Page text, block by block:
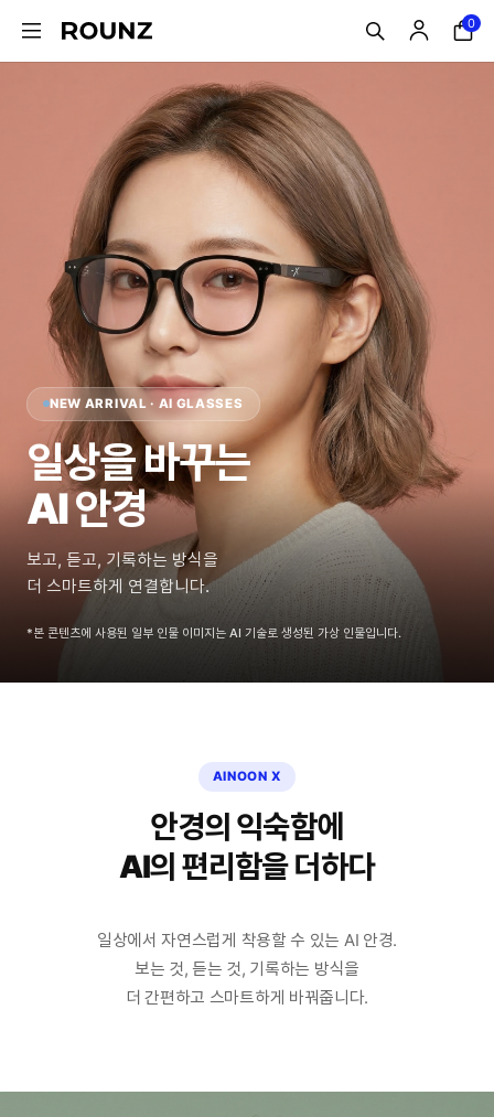
0
NEW ARRIVAL · AI GLASSES
일상을 바꾸는
AI 안경
보고, 듣고, 기록하는 방식을
더 스마트하게 연결합니다.
*본 콘텐츠에 사용된 일부 인물 이미지는 AI 기술로 생성된 가상 인물입니다.
AINOON X
안경의 익숙함에
AI의 편리함을 더하다
일상에서 자연스럽게 착용할 수 있는 AI 안경.
보는 것, 듣는 것, 기록하는 방식을
더 간편하고 스마트하게 바꿔줍니다.